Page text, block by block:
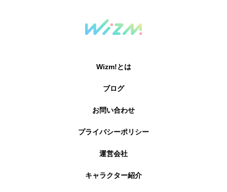
Wizm!とは
ブログ
お問い合わせ
プライバシーポリシー
運営会社
キャラクター紹介